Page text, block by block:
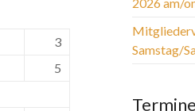
3
5
Samstag/